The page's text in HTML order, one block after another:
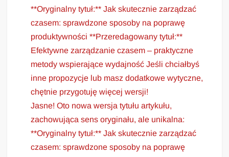
**Oryginalny tytuł:** Jak skutecznie zarządzać
czasem: sprawdzone sposoby na poprawę
produktywności **Przeredagowany tytuł:**
Efektywne zarządzanie czasem – praktyczne
metody wspierające wydajność Jeśli chciałbyś
inne propozycje lub masz dodatkowe wytyczne,
chętnie przygotuję więcej wersji!
Jasne! Oto nowa wersja tytułu artykułu,
zachowująca sens oryginału, ale unikalna:
**Oryginalny tytuł:** Jak skutecznie zarządzać
czasem: sprawdzone sposoby na poprawę